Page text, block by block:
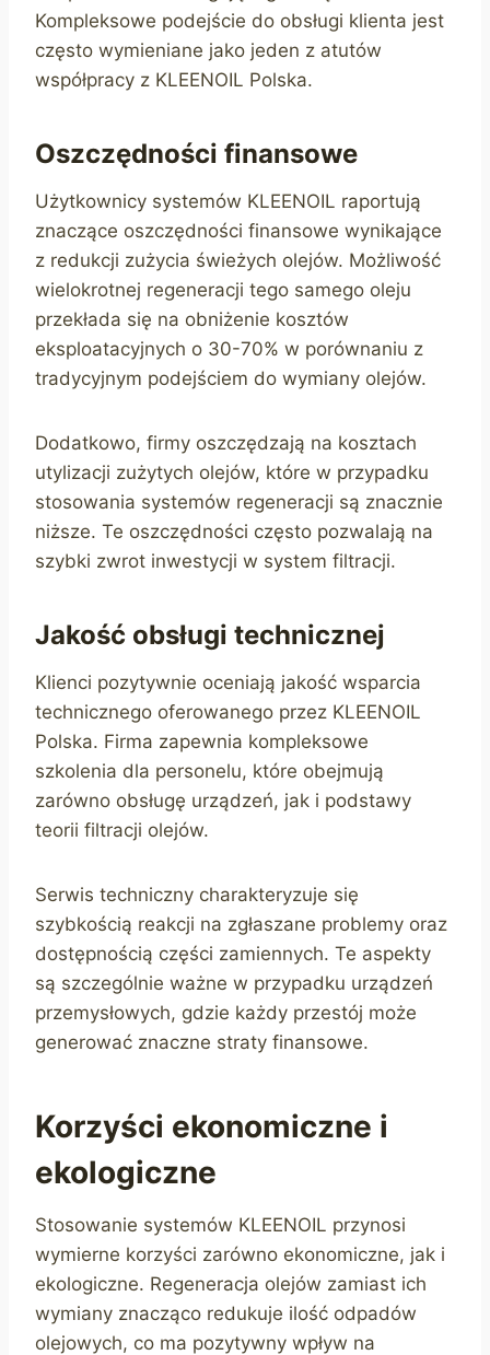
Kompleksowe podejście do obsługi klienta jest
często wymieniane jako jeden z atutów
współpracy z KLEENOIL Polska.
Oszczędności finansowe
Użytkownicy systemów KLEENOIL raportują
znaczące oszczędności finansowe wynikające
z redukcji zużycia świeżych olejów. Możliwość
wielokrotnej regeneracji tego samego oleju
przekłada się na obniżenie kosztów
eksploatacyjnych o 30-70% w porównaniu z
tradycyjnym podejściem do wymiany olejów.
Dodatkowo, firmy oszczędzają na kosztach
utylizacji zużytych olejów, które w przypadku
stosowania systemów regeneracji są znacznie
niższe. Te oszczędności często pozwalają na
szybki zwrot inwestycji w system filtracji.
Jakość obsługi technicznej
Klienci pozytywnie oceniają jakość wsparcia
technicznego oferowanego przez KLEENOIL
Polska. Firma zapewnia kompleksowe
szkolenia dla personelu, które obejmują
zarówno obsługę urządzeń, jak i podstawy
teorii filtracji olejów.
Serwis techniczny charakteryzuje się
szybkością reakcji na zgłaszane problemy oraz
dostępnością części zamiennych. Te aspekty
są szczególnie ważne w przypadku urządzeń
przemysłowych, gdzie każdy przestój może
generować znaczne straty finansowe.
Korzyści ekonomiczne i
ekologiczne
Stosowanie systemów KLEENOIL przynosi
wymierne korzyści zarówno ekonomiczne, jak i
ekologiczne. Regeneracja olejów zamiast ich
wymiany znacząco redukuje ilość odpadów
olejowych, co ma pozytywny wpływ na